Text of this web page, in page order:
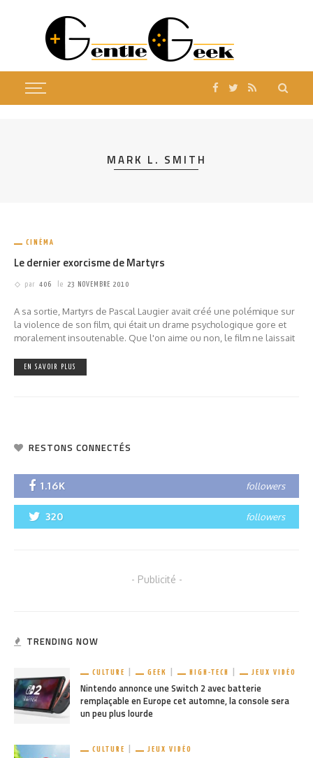
MARK L. SMITH
CINÉMA
Le dernier exorcisme de Martyrs
par 406 le 23 NOVEMBRE 2010
A sa sortie, Martyrs de Pascal Laugier avait créé une polémique sur
la violence de son film, qui était un drame psychologique gore et
moralement insoutenable. Que l'on aime ou non, le film ne laissait
EN SAVOIR PLUS
RESTONS CONNECTÉS
1.16K followers
320 followers
- Publicité -
TRENDING NOW
CULTURE GEEK HIGH-TECH JEUX VIDÉO
Nintendo annonce une Switch 2 avec batterie
remplaçable en Europe cet automne, la console sera
un peu plus lourde
CULTURE JEUX VIDÉO